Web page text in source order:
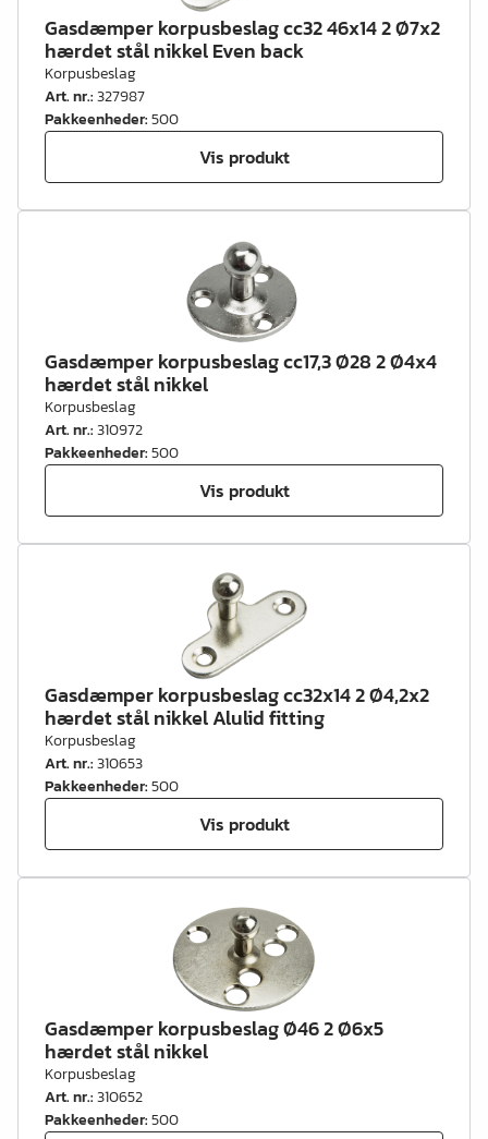
Gasdæmper korpusbeslag cc32 46x14 2 Ø7x2
hærdet stål nikkel Even back
Korpusbeslag
Art. nr.:327987
Pakkeenheder:500
Vis produkt
Gasdæmper korpusbeslag cc17,3 Ø28 2 Ø4x4
hærdet stål nikkel
Korpusbeslag
Art. nr.:310972
Pakkeenheder:500
Vis produkt
Gasdæmper korpusbeslag cc32x14 2 Ø4,2x2
hærdet stål nikkel Alulid fitting
Korpusbeslag
Art. nr.:310653
Pakkeenheder:500
Vis produkt
Gasdæmper korpusbeslag Ø46 2 Ø6x5
hærdet stål nikkel
Korpusbeslag
Art. nr.:310652
Pakkeenheder:500